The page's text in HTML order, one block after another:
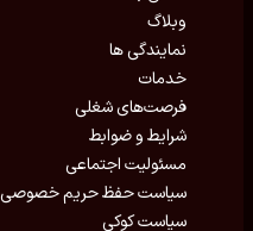
وبلاگ
نمایندگی ها
خدمات
فرصت‌های شغلی
شرایط و ضوابط
مسئولیت اجتماعی
سیاست حفظ حریم خصوصی
سیاست کوکی